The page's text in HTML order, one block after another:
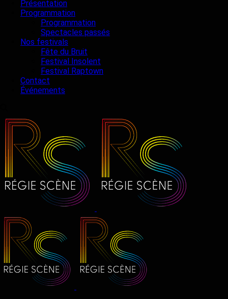
Présentation
Programmation
Programmation
Spectacles passés
Nos festivals
Fête du Bruit
Festival Insolent
Festival Raptown
Contact
Événements